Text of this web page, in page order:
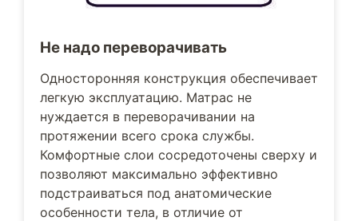
Не надо переворачивать
Односторонняя конструкция обеспечивает
легкую эксплуатацию. Матрас не
нуждается в переворачивании на
протяжении всего срока службы.
Комфортные слои сосредоточены сверху и
позволяют максимально эффективно
подстраиваться под анатомические
особенности тела, в отличие от